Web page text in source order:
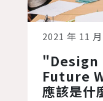
2021 年 11
"Design
Future
應該是什